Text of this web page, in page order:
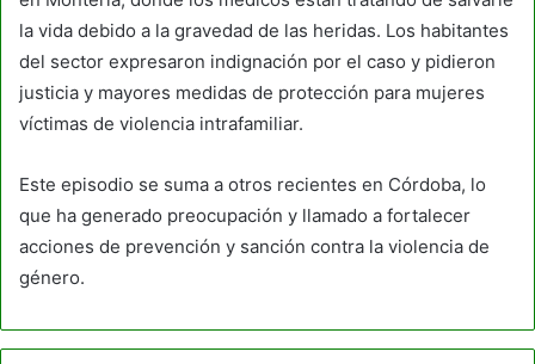
la vida debido a la gravedad de las heridas. Los habitantes
del sector expresaron indignación por el caso y pidieron
justicia y mayores medidas de protección para mujeres
víctimas de violencia intrafamiliar.
Este episodio se suma a otros recientes en Córdoba, lo
que ha generado preocupación y llamado a fortalecer
acciones de prevención y sanción contra la violencia de
género.